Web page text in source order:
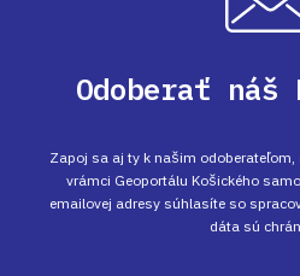
Odoberať náš
Zapoj sa aj ty k našim
vrámci Geoportálu Košického
emailovej adresy súhlasíte so
dáta sú